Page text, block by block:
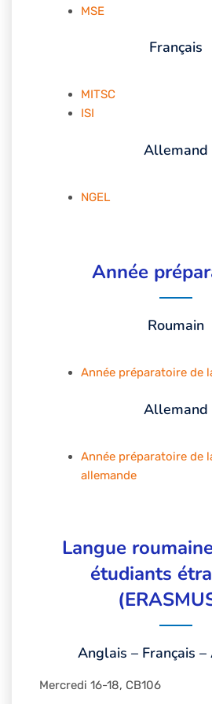
MSE
Français
MITSC
ISI
Allemand
NGEL
Année
Roumain
Année préparatoire de
Allemand
Année préparatoire de
allemande
Langue
étudiants
Anglais – Français
Mercredi 16-18, CB106